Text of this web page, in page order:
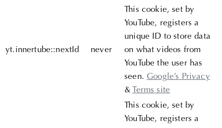
yt.innertube::nextId never
This cookie, set by
YouTube, registers a
unique ID to store data
on what videos from
YouTube the user has
seen.Google’s Privacy
&Terms site
This cookie, set by
YouTube, registers a